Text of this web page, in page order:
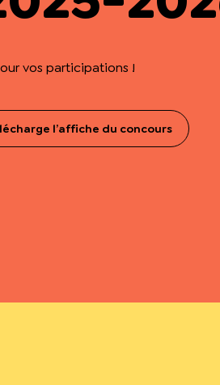
vos participations !
l’affiche du concours